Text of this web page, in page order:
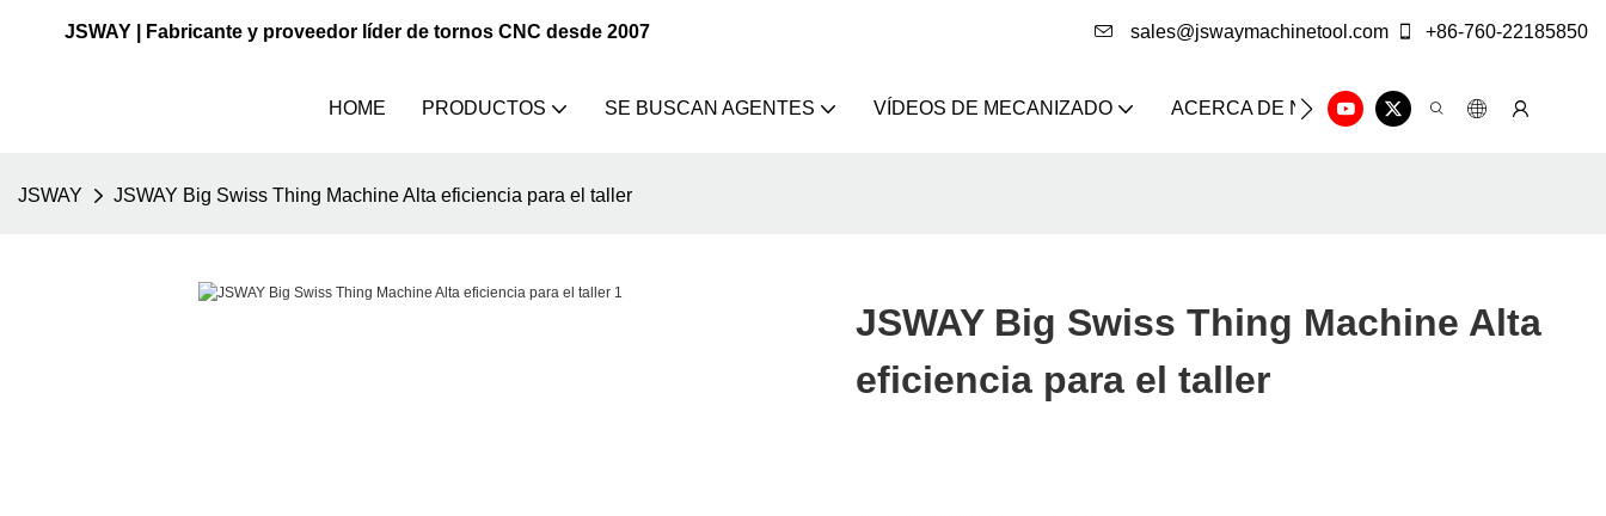
JSWAY | Fabricante y proveedor líder de tornos CNC desde 2007 sales@jswaymachinetool.com +86-760-22185850
HOME PRODUCTOS SE BUSCAN AGENTES VÍDEOS DE MECANIZADO ACERCA DE NOSOTROS SOLUCIÓN
JSWAY JSWAY Big Swiss Thing Machine Alta eficiencia para el taller
JSWAY Big Swiss Thing Machine Alta
eficiencia para el taller